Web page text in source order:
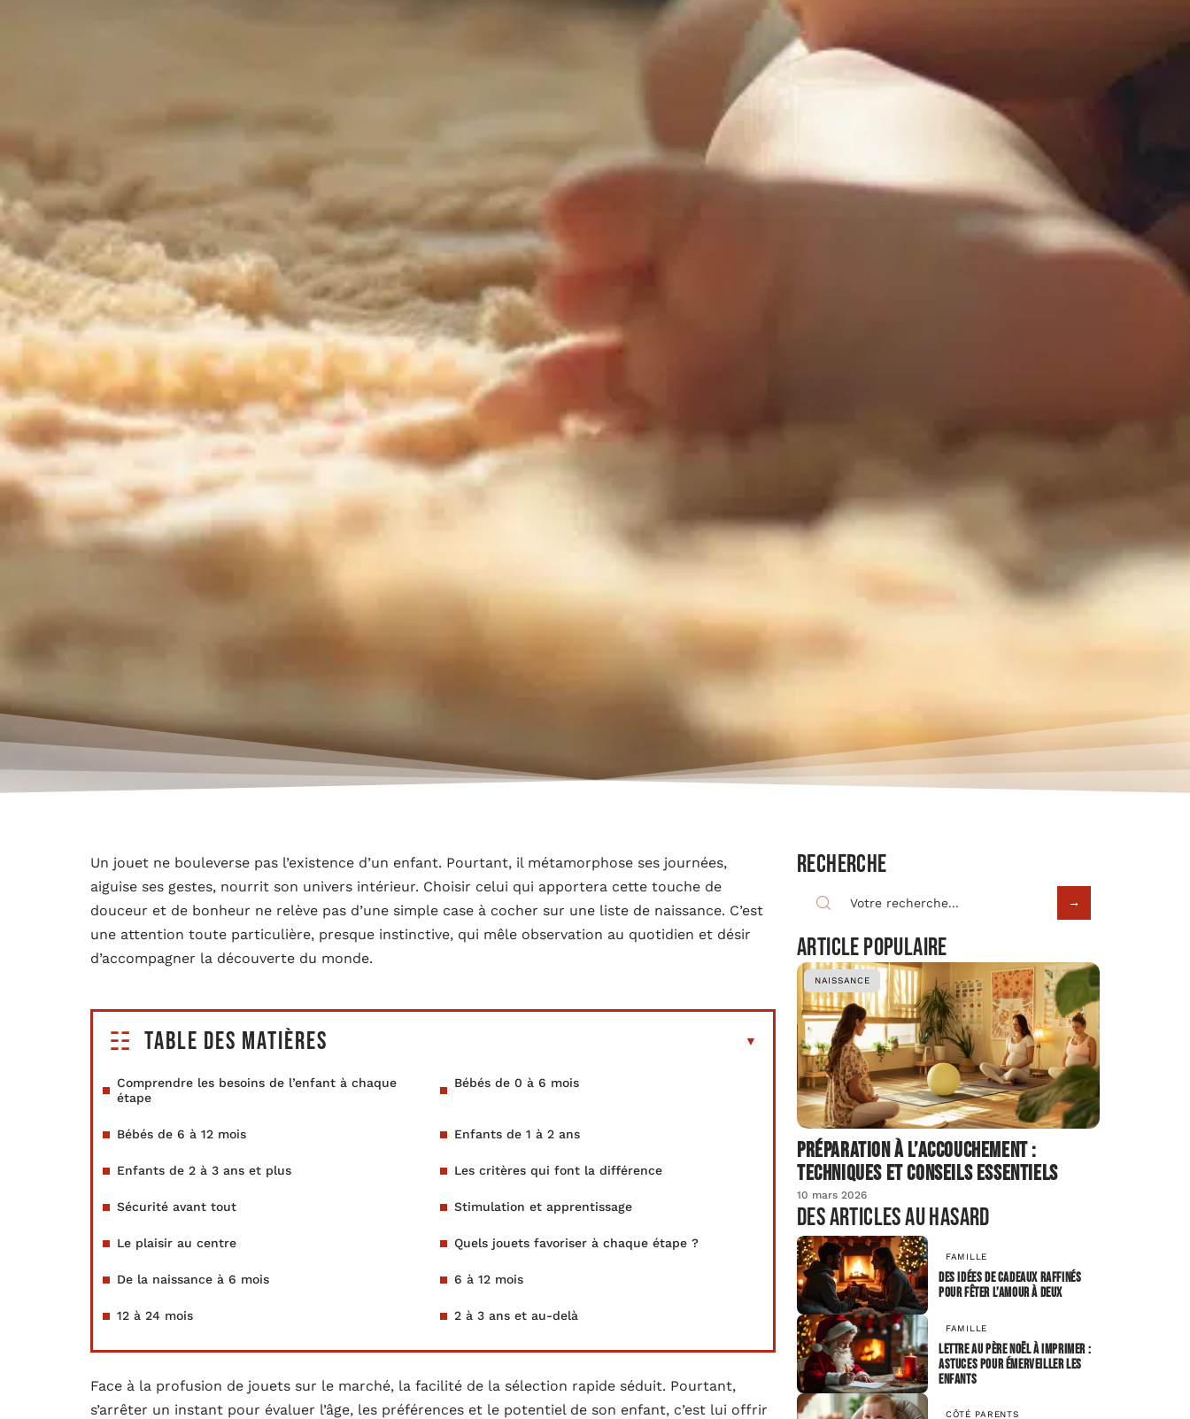
Un jouet ne bouleverse pas l’existence d’un enfant. Pourtant, il métamorphose ses journées,
aiguise ses gestes, nourrit son univers intérieur. Choisir celui qui apportera cette touche de
douceur et de bonheur ne relève pas d’une simple case à cocher sur une liste de naissance. C’est
une attention toute particulière, presque instinctive, qui mêle observation au quotidien et désir
d’accompagner la découverte du monde.
Table des matières
Comprendre les besoins de l’enfant à chaque
étape
Bébés de 0 à 6 mois
Bébés de 6 à 12 mois Enfants de 1 à 2 ans
Enfants de 2 à 3 ans et plus Les critères qui font la différence
Sécurité avant tout Stimulation et apprentissage
Le plaisir au centre Quels jouets favoriser à chaque étape ?
De la naissance à 6 mois 6 à 12 mois
12 à 24 mois 2 à 3 ans et au-delà
Face à la profusion de jouets sur le marché, la facilité de la sélection rapide séduit. Pourtant,
s’arrêter un instant pour évaluer l’âge, les préférences et le potentiel de son enfant, c’est lui offrir
Recherche
Article populaire
NAISSANCE
Préparation à l’accouchement :
techniques et conseils essentiels
10 mars 2026
Des articles au hasard
FAMILLE
Des idées de cadeaux raffinés
pour fêter l’amour à deux
FAMILLE
Lettre au père Noël à imprimer :
astuces pour émerveiller les
enfants
CÔTÉ PARENTS